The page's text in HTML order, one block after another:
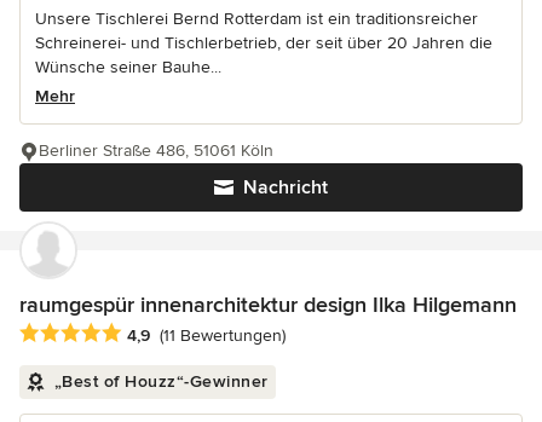
Unsere Tischlerei Bernd Rotterdam ist ein traditionsreicher
Schreinerei- und Tischlerbetrieb, der seit über 20 Jahren die
Wünsche seiner Bauhe...
Mehr
Nachricht
Berliner Straße 486, 51061 Köln
raumgespür innenarchitektur design Ilka Hilgemann
Durchschnittliche Bewertung: 4.9 von 5 Sternen
4,9 (11 Bewertungen)
„Best of Houzz“-Gewinner